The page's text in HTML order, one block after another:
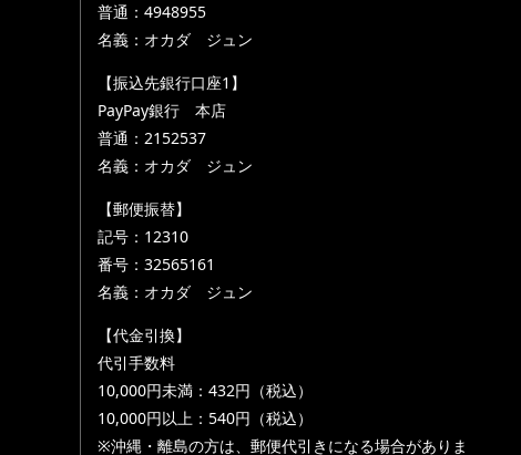
普通：4948955
名義：オカダ ジュン
【振込先銀行口座1】
PayPay銀行 本店
普通：2152537
名義：オカダ ジュン
【郵便振替】
記号：12310
番号：32565161
名義：オカダ ジュン
【代金引換】
代引手数料
10,000円未満：432円（税込）
10,000円以上：540円（税込）
※沖縄・離島の方は、郵便代引きになる場合がありま